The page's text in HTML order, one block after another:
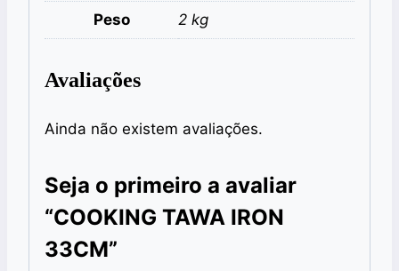
Peso 2 kg
Avaliações
Ainda não existem avaliações.
Seja o primeiro a avaliar
“COOKING TAWA IRON
33CM”